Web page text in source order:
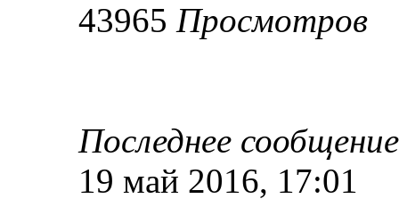
43965 Просмотров
Последнее
19 май 2016, 17:01